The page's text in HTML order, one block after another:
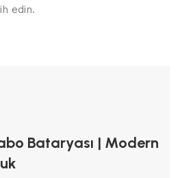
edin.
Bataryası | Modern